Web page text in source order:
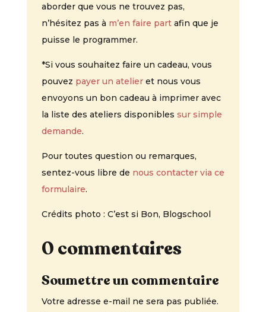
aborder que vous ne trouvez pas,
n’hésitez pas à m’en faire part afin que je
puisse le programmer.
*Si vous souhaitez faire un cadeau, vous
pouvez payer un atelieret nous vous
envoyons un bon cadeau à imprimer avec
la liste des ateliers disponibles sur simple
demande.
Pour toutes question ou remarques,
sentez-vous libre de nous contacter via ce
formulaire.
Crédits photo : C’est si Bon, Blogschool
0 commentaires
Soumettre un commentaire
Votre adresse e-mail ne sera pas publiée.